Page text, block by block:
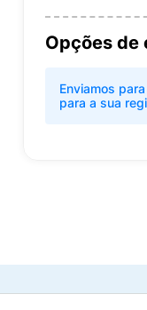
Opções de
Enviamos
para a sua